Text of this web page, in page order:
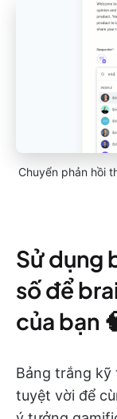
Chuyển phản hồi
Sử dụng
số để
của bạn
Bảng trắng kỹ
tuyệt vời để